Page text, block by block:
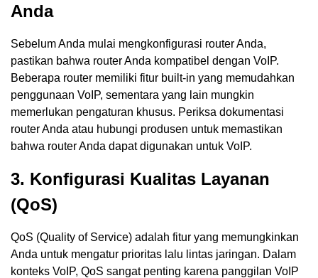
Anda
Sebelum Anda mulai mengkonfigurasi router Anda,
pastikan bahwa router Anda kompatibel dengan VoIP.
Beberapa router memiliki fitur built-in yang memudahkan
penggunaan VoIP, sementara yang lain mungkin
memerlukan pengaturan khusus. Periksa dokumentasi
router Anda atau hubungi produsen untuk memastikan
bahwa router Anda dapat digunakan untuk VoIP.
3. Konfigurasi Kualitas Layanan
(QoS)
QoS (Quality of Service) adalah fitur yang memungkinkan
Anda untuk mengatur prioritas lalu lintas jaringan. Dalam
konteks VoIP, QoS sangat penting karena panggilan VoIP